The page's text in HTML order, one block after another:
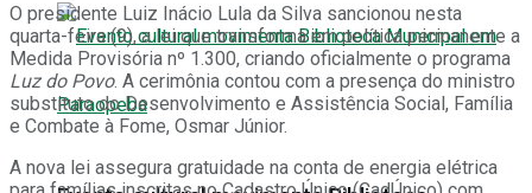
O presidente Luiz Inácio Lula da Silva sancionou nesta
quarta-feira (9), a lei que transforma em política permanente a
Medida Provisória nº 1.300, criando oficialmente o programa
Luz do Povo. A cerimônia contou com a presença do ministro
substituto do Desenvolvimento e Assistência Social, Família
e Combate à Fome, Osmar Júnior.
A nova lei assegura gratuidade na conta de energia elétrica